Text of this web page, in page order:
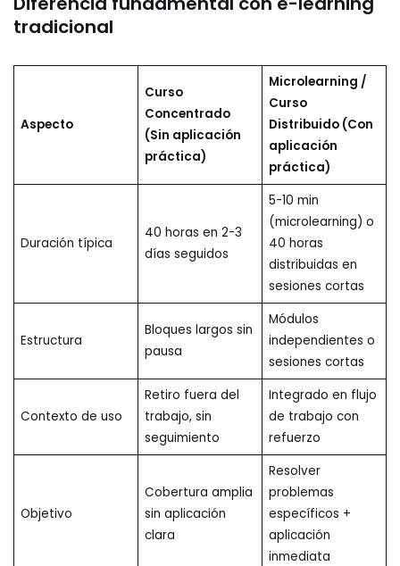
tradicional
Aspecto
Curso
Concentrado
(Sin aplicación
práctica)
Microlearning /
Curso
Distribuido (Con
aplicación
práctica)
Duración típica
40 horas en 2-3
días seguidos
5-10 min
(microlearning) o
40 horas
distribuidas en
sesiones cortas
Estructura
Bloques largos sin
pausa
Módulos
independientes o
sesiones cortas
Contexto de uso
Retiro fuera del
trabajo, sin
seguimiento
Integrado en flujo
de trabajo con
refuerzo
Objetivo
Cobertura amplia
sin aplicación
clara
Resolver
problemas
específicos +
aplicación
inmediata